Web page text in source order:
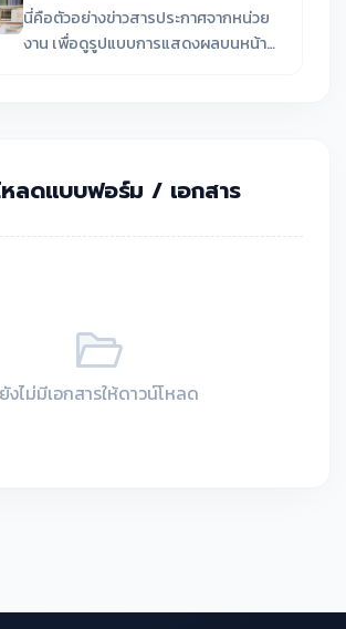
นี่คือตัวอย่างข่าวสารประกาศจากหน่วย
งาน เพื่อดูรูปแบบการแสดงผลบนหน้า
หลดแบบฟอร์ม / เอกสาร
ยังไม่มีเอกสารให้ดาวน์โหลด